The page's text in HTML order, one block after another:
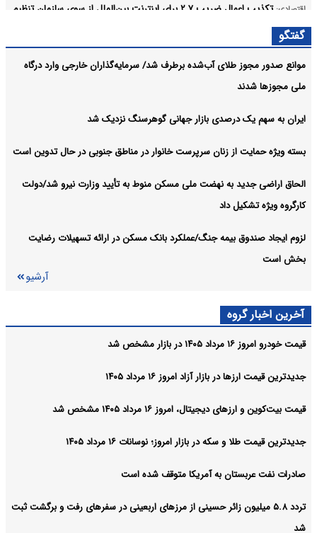
اقتصادی:
تکذیب اعمال ضریب ۲.۷ برای اینترنت بین‌الملل از سوی سازمان تنظیم
مقررات
آرشیو
گفتگو
موانع صدور مجوز طلای آب‌شده برطرف شد/ سرمایه‌گذاران خارجی وارد درگاه
ملی مجوزها شدند
ایران به سهم یک‌ درصدی بازار جهانی گوهرسنگ نزدیک شد
بسته ویژه حمایت از زنان سرپرست خانوار در مناطق جنوبی در حال تدوین است
الحاق اراضی جدید به نهضت ملی مسکن منوط به تأیید وزارت نیرو شد/دولت
کارگروه ویژه تشکیل داد
لزوم ایجاد صندوق بیمه جنگ/عملکرد بانک مسکن در ارائه تسهیلات رضایت
بخش است
آرشیو
آخرین اخبار گروه
قیمت خودرو امروز ۱۶ مرداد ۱۴۰۵ در بازار مشخص شد
جدیدترین قیمت ارزها در بازار آزاد امروز ۱۶ مرداد ۱۴۰۵
قیمت بیت‌کوین و ارز‌های دیجیتال، امروز ۱۶ مرداد ۱۴۰۵ مشخص شد
جدیدترین قیمت طلا و سکه در بازار امروز؛ نوسانات ۱۶ مرداد ۱۴۰۵
صادرات نفت عربستان به آمریکا متوقف شده است
تردد ۵.۸ میلیون زائر حسینی از مرزهای اربعینی در سفرهای رفت و برگشت ثبت
شد